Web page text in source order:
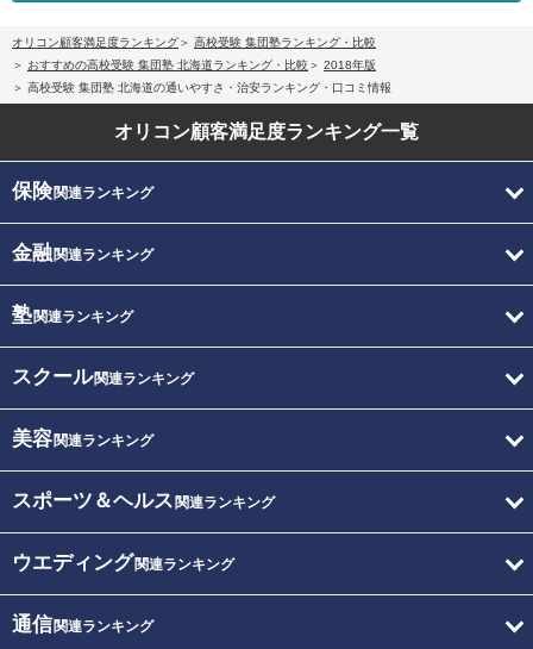
オリコン顧客満足度ランキング
高校受験 集団塾ランキング・比較
おすすめの高校受験 集団塾 北海道ランキング・比較
2018年版
高校受験 集団塾 北海道の通いやすさ・治安ランキング・口コミ情報
オリコン顧客満足度ランキング一覧
保険関連ランキング
金融関連ランキング
塾関連ランキング
スクール関連ランキング
美容関連ランキング
スポーツ＆ヘルス 関連ランキング
ウエディング関連ランキング
通信関連ランキング